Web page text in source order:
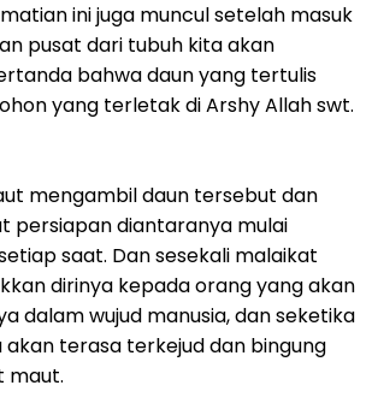
ini juga muncul setelah masuk
pusat dari tubuh kita akan
bahwa daun yang tertulis
yang terletak di Arshy Allah swt.
mengambil daun tersebut dan
persiapan diantaranya mulai
saat. Dan sesekali malaikat
dirinya kepada orang yang akan
dalam wujud manusia, dan seketika
akan terasa terkejud dan bingung
maut.